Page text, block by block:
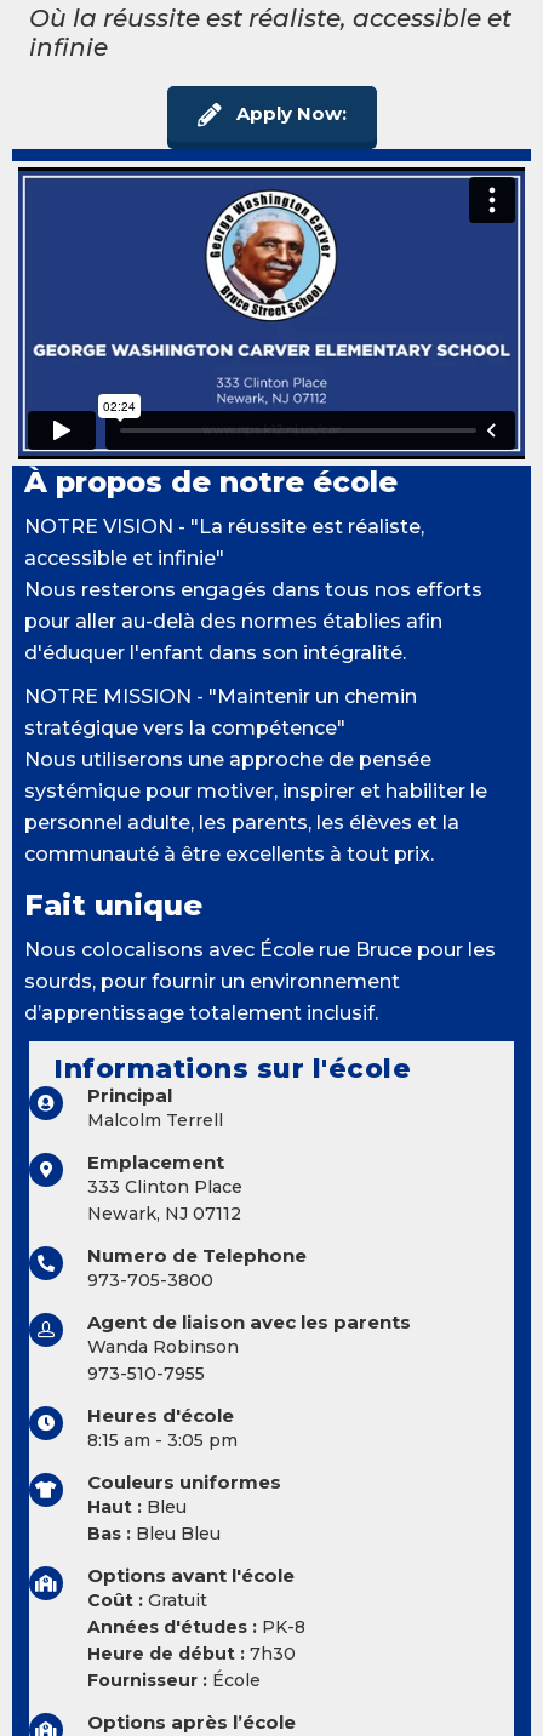
Où la réussite est réaliste, accessible et
infinie
Apply Now:
À propos de notre école
NOTRE VISION - "La réussite est réaliste,
accessible et infinie"
Nous resterons engagés dans tous nos efforts
pour aller au-delà des normes établies afin
d'éduquer l'enfant dans son intégralité.
NOTRE MISSION - "Maintenir un chemin
stratégique vers la compétence"
Nous utiliserons une approche de pensée
systémique pour motiver, inspirer et habiliter le
personnel adulte, les parents, les élèves et la
communauté à être excellents à tout prix.
Fait unique
Nous colocalisons avec École rue Bruce pour les
sourds, pour fournir un environnement
d’apprentissage totalement inclusif.
Informations sur l'école
Principal
Malcolm Terrell
Emplacement
333 Clinton Place
Newark, NJ 07112
Numero de Telephone
973-705-3800
Agent de liaison avec les parents
Wanda Robinson
973-510-7955
Heures d'école
8:15 am - 3:05 pm
Couleurs uniformes
Haut : Bleu
Bas : Bleu Bleu
Options avant l'école
Coût : Gratuit
Années d'études : PK-8
Heure de début : 7h30
Fournisseur : École
Options après l’école